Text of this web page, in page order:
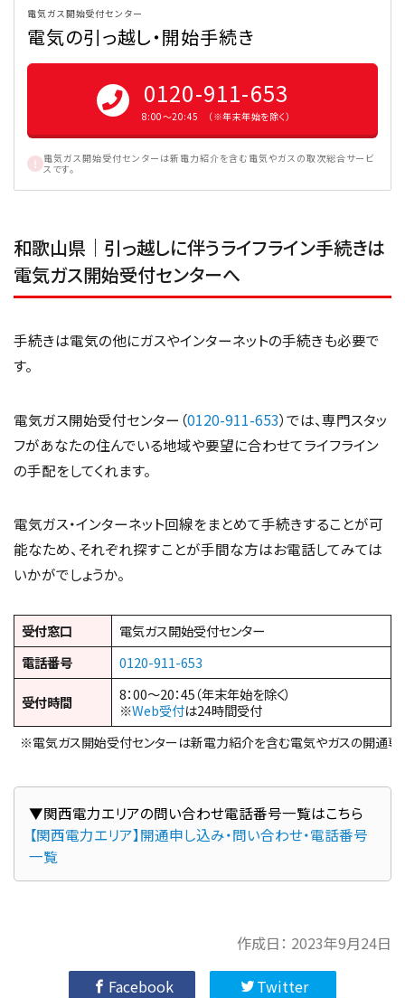
電気ガス開始受付センター
電気の引っ越し・開始手続き
0120-911-653
8:00〜20:45 （※年末年始を除く）
電気ガス開始受付センターは新電力紹介を含む電気やガスの取次総合サービ
スです。
和歌山県｜引っ越しに伴うライフライン手続きは
電気ガス開始受付センターへ
手続きは電気の他にガスやインターネットの手続きも必要で
す。
電気ガス開始受付センター（0120-911-653）では、専門スタッ
フがあなたの住んでいる地域や要望に合わせてライフライン
の手配をしてくれます。
電気ガス・インターネット回線をまとめて手続きすることが可
能なため、それぞれ探すことが手間な方はお電話してみては
いかがでしょうか。
受付窓口
電気ガス開始受付センター
電話番号
0120-911-653
受付時間
8：00～20：45（年末年始を除く）
※Web受付は24時間受付
※電気ガス開始受付センターは新電力紹介を含む電気やガスの開通専
【関西電力エリア】開通申し込み・問い合わせ・電話番号
一覧
作成日： 2023年9月24日
Facebook
Twitter